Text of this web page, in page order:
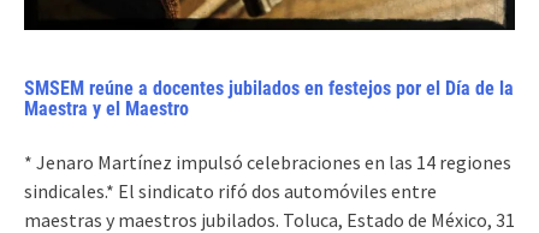
SMSEM reúne a docentes jubilados en festejos por el Día de la
Maestra y el Maestro
* Jenaro Martínez impulsó celebraciones en las 14 regiones
sindicales.* El sindicato rifó dos automóviles entre
maestras y maestros jubilados. Toluca, Estado de México, 31